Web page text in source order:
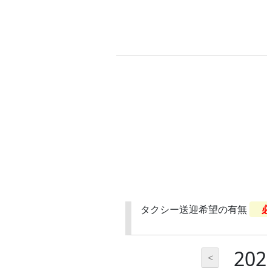
タクシー送迎希望の有無
<